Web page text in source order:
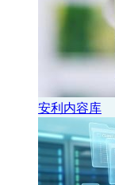
安利内容库